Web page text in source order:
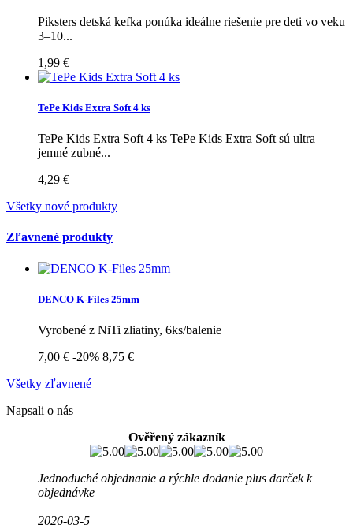
Piksters detská kefka ponúka ideálne riešenie pre deti vo veku
3–10...
1,99 €
TePe Kids Extra Soft 4 ks
TePe Kids Extra Soft 4 ks TePe Kids Extra Soft sú ultra
jemné zubné...
4,29 €
Všetky nové produkty
Zľavnené produkty
DENCO K-Files 25mm
Vyrobené z NiTi zliatiny, 6ks/balenie
7,00 € -20% 8,75 €
Všetky zľavnené
Napsali o nás
Ověřený zákazník
Jednoduché objednanie a rýchle dodanie plus darček k
objednávke
2026-03-5